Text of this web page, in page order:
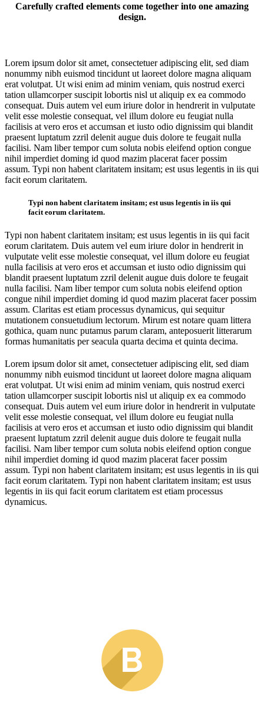
Carefully crafted elements come together into one amazing
design.
Lorem ipsum dolor sit amet, consectetuer adipiscing elit, sed diam
nonummy nibh euismod tincidunt ut laoreet dolore magna aliquam
erat volutpat. Ut wisi enim ad minim veniam, quis nostrud exerci
tation ullamcorper suscipit lobortis nisl ut aliquip ex ea commodo
consequat. Duis autem vel eum iriure dolor in hendrerit in vulputate
velit esse molestie consequat, vel illum dolore eu feugiat nulla
facilisis at vero eros et accumsan et iusto odio dignissim qui blandit
praesent luptatum zzril delenit augue duis dolore te feugait nulla
facilisi. Nam liber tempor cum soluta nobis eleifend option congue
nihil imperdiet doming id quod mazim placerat facer possim
assum. Typi non habent claritatem insitam; est usus legentis in iis qui
facit eorum claritatem.
Typi non habent claritatem insitam; est usus legentis in iis qui
facit eorum claritatem.
Typi non habent claritatem insitam; est usus legentis in iis qui facit
eorum claritatem. Duis autem vel eum iriure dolor in hendrerit in
vulputate velit esse molestie consequat, vel illum dolore eu feugiat
nulla facilisis at vero eros et accumsan et iusto odio dignissim qui
blandit praesent luptatum zzril delenit augue duis dolore te feugait
nulla facilisi. Nam liber tempor cum soluta nobis eleifend option
congue nihil imperdiet doming id quod mazim placerat facer possim
assum. Claritas est etiam processus dynamicus, qui sequitur
mutationem consuetudium lectorum. Mirum est notare quam littera
gothica, quam nunc putamus parum claram, anteposuerit litterarum
formas humanitatis per seacula quarta decima et quinta decima.
Lorem ipsum dolor sit amet, consectetuer adipiscing elit, sed diam
nonummy nibh euismod tincidunt ut laoreet dolore magna aliquam
erat volutpat. Ut wisi enim ad minim veniam, quis nostrud exerci
tation ullamcorper suscipit lobortis nisl ut aliquip ex ea commodo
consequat. Duis autem vel eum iriure dolor in hendrerit in vulputate
velit esse molestie consequat, vel illum dolore eu feugiat nulla
facilisis at vero eros et accumsan et iusto odio dignissim qui blandit
praesent luptatum zzril delenit augue duis dolore te feugait nulla
facilisi. Nam liber tempor cum soluta nobis eleifend option congue
nihil imperdiet doming id quod mazim placerat facer possim
assum. Typi non habent claritatem insitam; est usus legentis in iis qui
facit eorum claritatem. Typi non habent claritatem insitam; est usus
legentis in iis qui facit eorum claritatem est etiam processus
dynamicus.